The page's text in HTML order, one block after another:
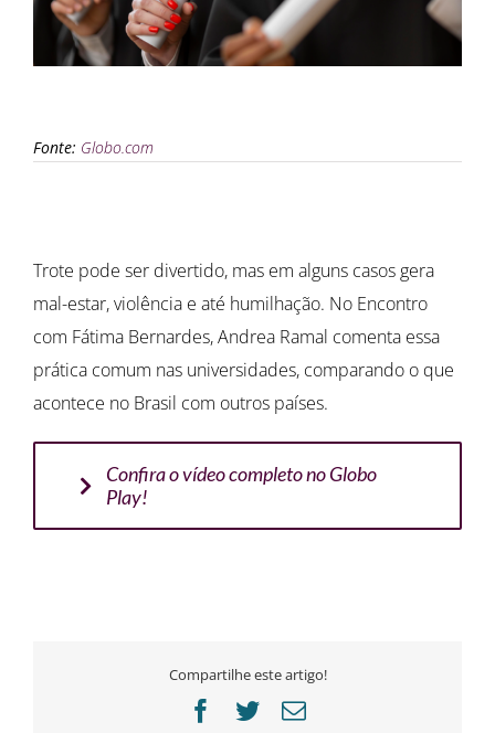
Fonte: Globo.com
Trote pode ser divertido, mas em alguns casos gera
mal-estar, violência e até humilhação. No Encontro
com Fátima Bernardes, Andrea Ramal comenta essa
prática comum nas universidades, comparando o que
acontece no Brasil com outros países.
Confira o vídeo completo no Globo
Play!
Compartilhe este artigo!
Facebook
Twitter
E-